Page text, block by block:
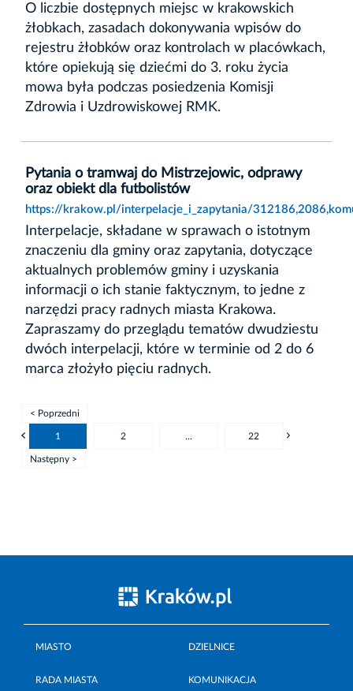
O liczbie dostępnych miejsc w krakowskich
żłobkach, zasadach dokonywania wpisów do
rejestru żłobków oraz kontrolach w placówkach,
które opiekują się dziećmi do 3. roku życia
mowa była podczas posiedzenia Komisji
Zdrowia i Uzdrowiskowej RMK.
Pytania o tramwaj do Mistrzejowic, odprawy
oraz obiekt dla futbolistów
https://krakow.pl/interpelacje_i_zapytania/
Interpelacje, składane w sprawach o istotnym
znaczeniu dla gminy oraz zapytania, dotyczące
aktualnych problemów gminy i uzyskania
informacji o ich stanie faktycznym, to jedne z
narzędzi pracy radnych miasta Krakowa.
Zapraszamy do przeglądu tematów dwudziestu
dwóch interpelacji, które w terminie od 2 do 6
marca złożyło pięciu radnych.
< Poprzedni
1 2 ... 22
Następny >
MIASTO DZIELNICE
RADA MIASTA KOMUNIKACJA